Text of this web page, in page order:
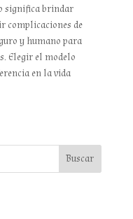
significa brindar
complicaciones de
y humano para
Elegir el modelo
en la vida
Buscar